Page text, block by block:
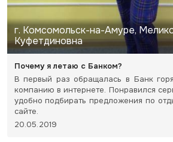
г. Комсомольск-на-Амуре,
Куфетдиновна
Почему я летаю с Банком?
В первый раз обращалась в Банк
компанию в интернете. Понравился
удобно подбирать предложения по
сайте.
20.05.2019